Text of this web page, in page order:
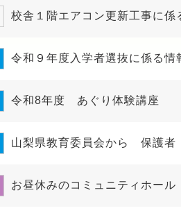
校舎１階エアコン更新工事に係
令和９年度入学者選抜に係る情
令和8年度 あぐり体験講座
山梨県教育委員会から 保護者
お昼休みのコミュニティホール